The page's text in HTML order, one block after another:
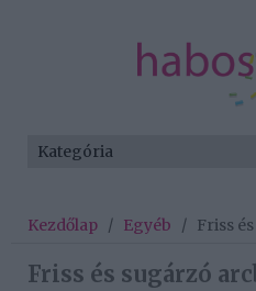
Kezdőlap / Egyéb / Friss
Friss és sugárzó